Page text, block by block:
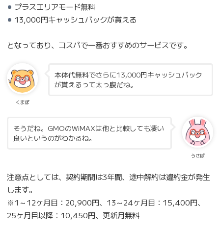
プラスエリアモード無料
13,000円キャッシュバックが貰える
となっており、コスパで一番おすすめのサービスです。
くまぽ
本体代無料でさらに13,000円キャッシュバック
が貰えるって太っ腹だね。
うさぽ
そうだね。GMOのWiMAXは他と比較しても凄い
良いというのがわかるね。
注意点としては、契約期間は3年間、途中解約は違約金が発生
します。
※1～12ヶ月目：20,900円、13～24ヶ月目：15,400円、
25ヶ月目以降：10,450円、更新月無料